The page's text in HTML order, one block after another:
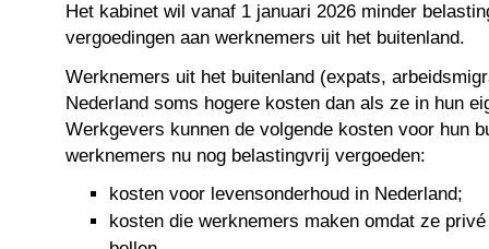
Het kabinet wil vanaf 1 januari 2026 minder
vergoedingen aan werknemers uit het buitenland.
Werknemers uit het buitenland (expats,
Nederland soms hogere kosten dan als ze in hun
Werkgevers kunnen de volgende kosten voor hun
werknemers nu nog belastingvrij vergoeden:
kosten voor levensonderhoud in Nederland;
kosten die werknemers maken omdat ze